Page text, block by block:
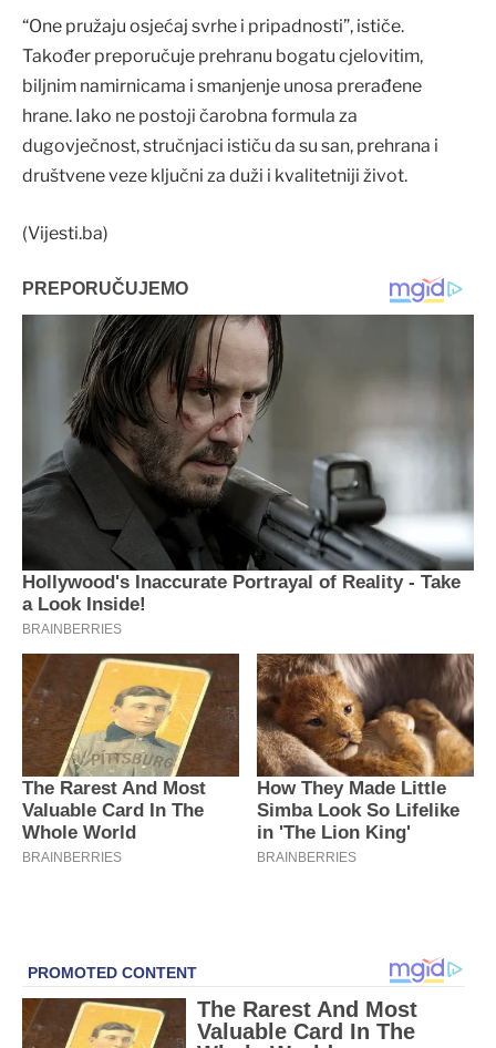
“One pružaju osjećaj svrhe i pripadnosti”, ističe.
Također preporučuje prehranu bogatu cjelovitim,
biljnim namirnicama i smanjenje unosa prerađene
hrane. Iako ne postoji čarobna formula za
dugovječnost, stručnjaci ističu da su san, prehrana i
društvene veze ključni za duži i kvalitetniji život.
(Vijesti.ba)